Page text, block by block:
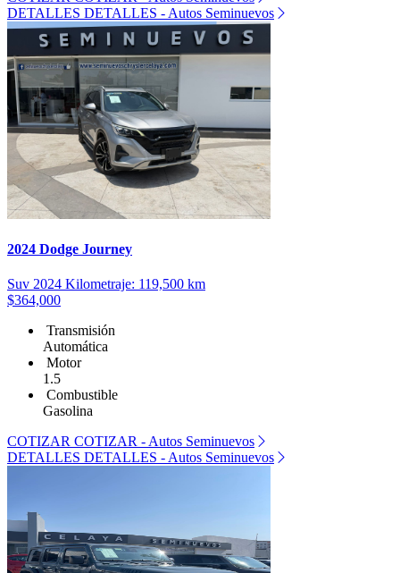
DETALLES DETALLES - Autos Seminuevos
2024 Dodge Journey
Suv 2024 Kilometraje: 119,500 km
$364,000
Transmisión
Automática
Motor
1.5
Combustible
Gasolina
COTIZAR COTIZAR - Autos Seminuevos
DETALLES DETALLES - Autos Seminuevos